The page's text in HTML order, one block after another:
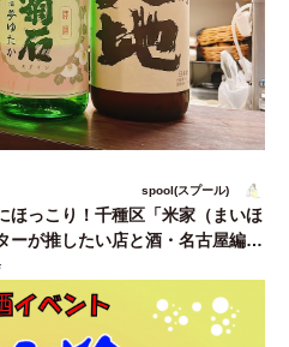
spool(スプール)
ほっこり！千種区「米家（まいほ
ーが推したい店と酒・名古屋編